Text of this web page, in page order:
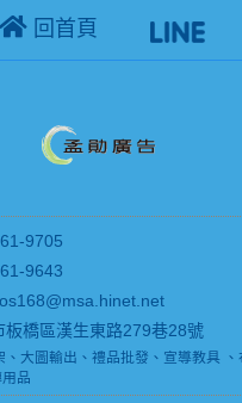
回首頁
9705
9643
板橋區漢生東路279巷28號
、大圖輸出、禮品批發、宣導教具 、
品